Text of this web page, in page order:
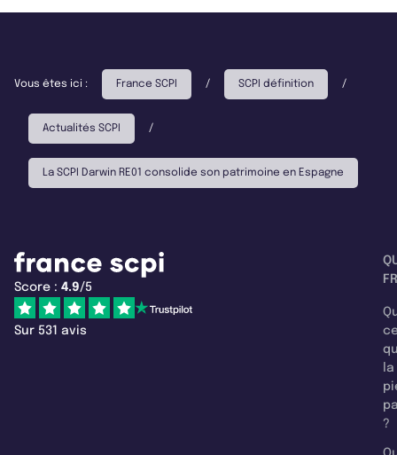
Vous êtes ici : France SCPI / SCPI définition /
Actualités SCPI /
La SCPI Darwin RE01 consolide son patrimoine en Espagne
Score : 4.9/5
Sur 531 avis
la
?